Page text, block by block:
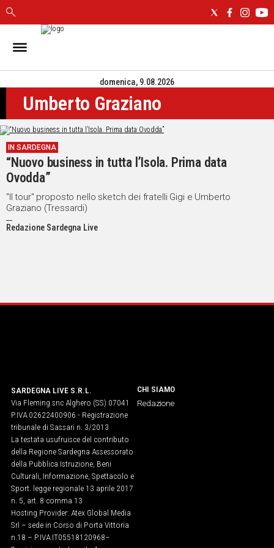
IN
CAGLIARI
SASSARI
NUORO
ORISTANO
SULCIS
GALLURA
OGLIASTRA
MEDIO
CAMPIDANO
ITALIA
VIDEO
Vai
UNISCITI
AL CANALE
WHATSAPP
domenica, 9.08.2026
Umberto Graziano
IN SARDEGNA
“Nuovo business in tutta l’Isola. Prima data
Ovodda”
"Il tour" proposto nello sketch dei fratelli Gigi e Umberto
Graziano (Tressardi)
Redazione Sardegna Live
SARDEGNA LIVE S.R.L.
Via Fleming snc Alghero (SS) 07041
P.IVA 02622400906 - Registrazione
tribunale di Sassari n. 3/2013
La testata usufruisce del contributo
della Regione Sardegna Assessorato
della Pubblica Istruzione, Beni
Culturali, Informazione, Spettacolo e
Sport. legge regionale 13 aprile 2017
n. 5, art. 8 comma 13
Hosting Provider: Atex Global Media
Srl – sede in Corso di Porta Vittoria
n.18 – P.IVA IT05518120968​–
CHI SIAMO
Redazione